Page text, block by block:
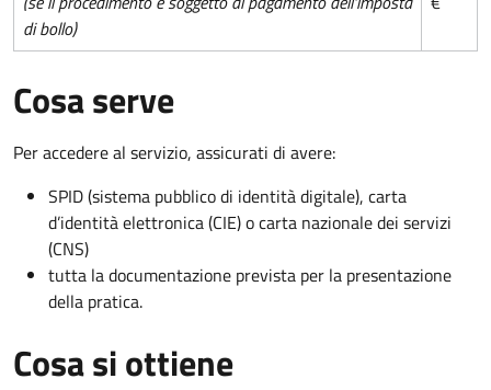
di bollo)
Cosa serve
Per accedere al servizio, assicurati di avere:
SPID (sistema pubblico di identità digitale), carta
d’identità elettronica (CIE) o carta nazionale dei servizi
(CNS)
tutta la documentazione prevista per la presentazione
della pratica.
Cosa si ottiene